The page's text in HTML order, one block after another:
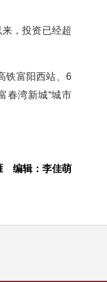
，投资已经超
铁富阳西站、6
春湾新城“城市
编辑：李佳萌